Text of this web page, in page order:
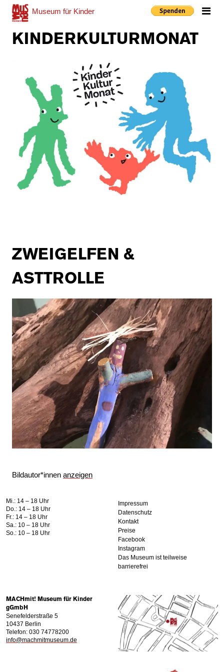
Museum für Kinder
KINDERKULTURMONAT
ZWEIGELFEN &
ASTTROLLE
Bildautor*innen anzeigen
Mi.: 14 – 18 Uhr
Do.: 14 – 18 Uhr
Fr.: 14 – 18 Uhr
Sa.: 10 – 18 Uhr
So.: 10 – 18 Uhr
Impressum
Datenschutz
Kontakt
Preise
Facebook
Instagram
Das Museum ist teilweise
barrierefrei
MACHmit! Museum für Kinder
gGmbH
Senefelderstraße 5
10437 Berlin
Telefon: 030 74778200
info@machmitmuseum.de